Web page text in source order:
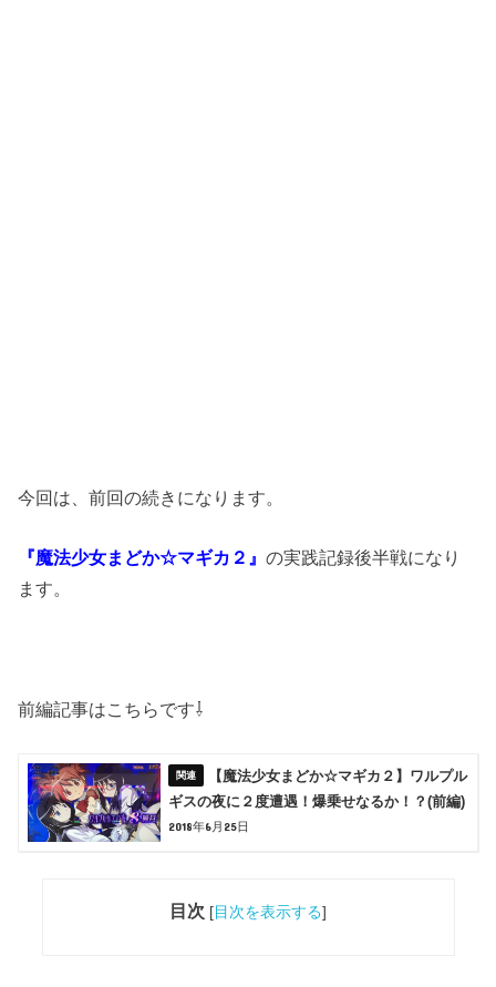
今回は、前回の続きになります。
『魔法少女まどか☆マギカ２』の実践記録後半戦になり
ます。
前編記事はこちらです⇩
【魔法少女まどか☆マギカ２】ワルプル
ギスの夜に２度遭遇！爆乗せなるか！？(前編)
2018年6月25日
目次 [目次を表示する]